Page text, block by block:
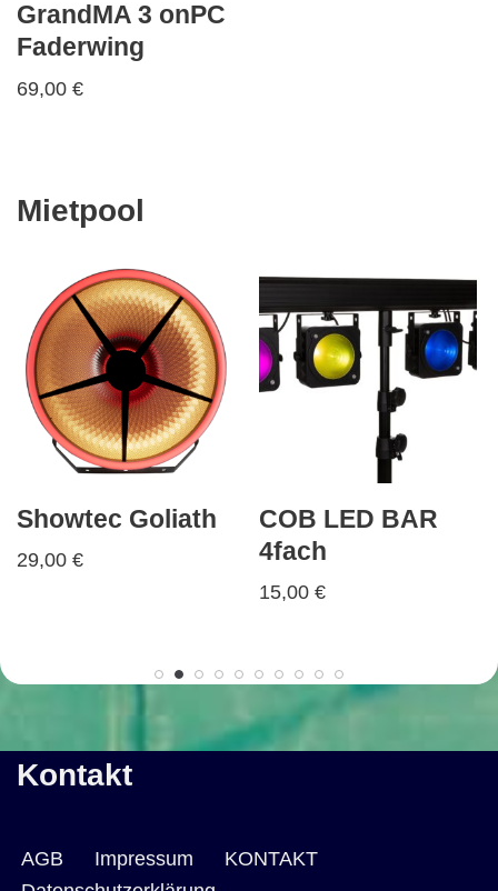
GrandMA 3 onPC
Faderwing
69,00 €
Mietpool
Showtec Goliath
29,00 €
COB LED BAR
4fach
15,00 €
Kontakt
AGB Impressum
KONTAKT